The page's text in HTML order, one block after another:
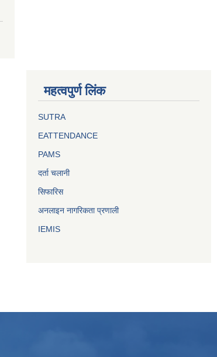
महत्वपुर्ण लिंक
SUTRA
EATTENDANCE
PAMS
दर्ता चलानी
सिफारिस
अनलाइन नागरिकता प्रणाली
IEMIS